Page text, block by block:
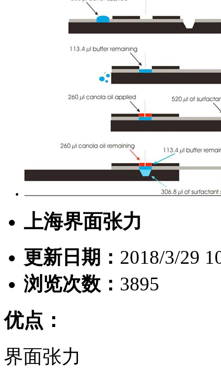
上海界面张力
更新日期： 2018/3/29
浏览次数： 3895
优点：
界面张力